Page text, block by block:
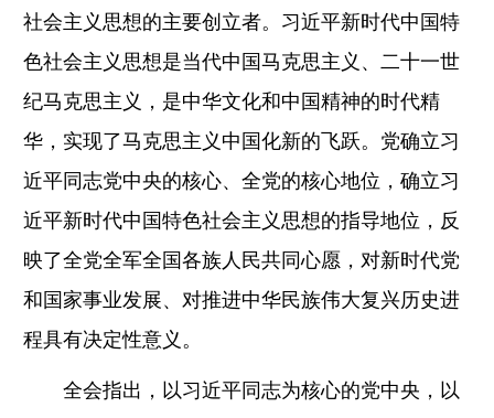
社会主义思想的主要创立者。习近平新时代中国特
色社会主义思想是当代中国马克思主义、二十一世
纪马克思主义，是中华文化和中国精神的时代精
华，实现了马克思主义中国化新的飞跃。党确立习
近平同志党中央的核心、全党的核心地位，确立习
近平新时代中国特色社会主义思想的指导地位，反
映了全党全军全国各族人民共同心愿，对新时代党
和国家事业发展、对推进中华民族伟大复兴历史进
程具有决定性意义。
全会指出，以习近平同志为核心的党中央，以